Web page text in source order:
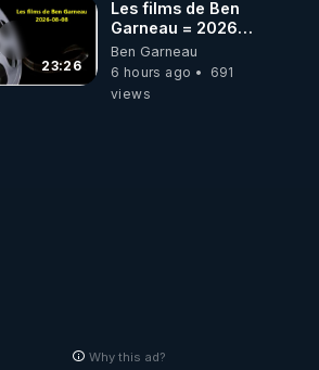
23:26
Les films de Ben
Garneau = 2026-
08-08
Ben Garneau
6 hours ago
691
views
Why this ad?